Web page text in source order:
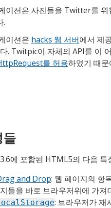
이션은 사진들을 Twitter를
.
이션은 hacks 웹 서버에서 제
. Twitpic이 자체의 API를 이
를 허용하였기 때
에 포함된 HTML5의 다음 특
and Drop: 웹 페이지의 항
들을 바로 브라우저위에 가져
: 브라우저가 재